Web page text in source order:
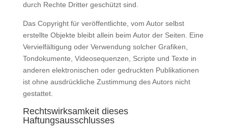
durch Rechte Dritter geschützt sind.
Das Copyright für veröffentlichte, vom Autor selbst
erstellte Objekte bleibt allein beim Autor der Seiten. Eine
Vervielfältigung oder Verwendung solcher Grafiken,
Tondokumente, Videosequenzen, Scripte und Texte in
anderen elektronischen oder gedruckten Publikationen
ist ohne ausdrückliche Zustimmung des Autors nicht
gestattet.
Rechtswirksamkeit dieses
Haftungsausschlusses